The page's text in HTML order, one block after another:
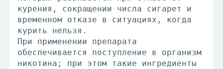
курения, сокращении числа сигарет и
временном отказе в ситуациях, когда
курить нельзя.
При применении препарата
обеспечивается поступление в организм
никотина; при этом такие ингредиенты